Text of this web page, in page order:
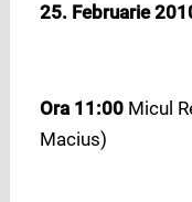
25. Februarie
Ora 11:00 Micul
Macius)